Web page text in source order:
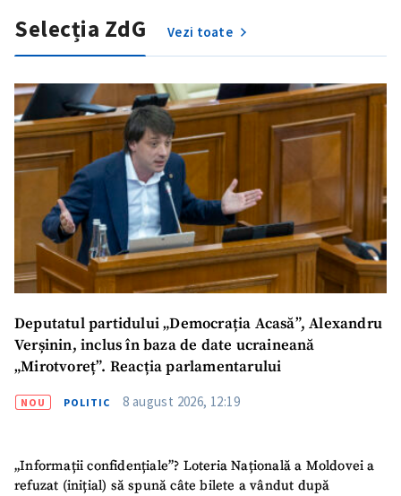
Selecția ZdG Vezi toate
Deputatul partidului „Democrația Acasă”, Alexandru
Verșinin, inclus în baza de date ucraineană
„Mirotvoreț”. Reacția parlamentarului
NOU POLITIC 8 august 2026, 12:19
„Informații confidențiale”? Loteria Națională a Moldovei a
refuzat (inițial) să spună câte bilete a vândut după